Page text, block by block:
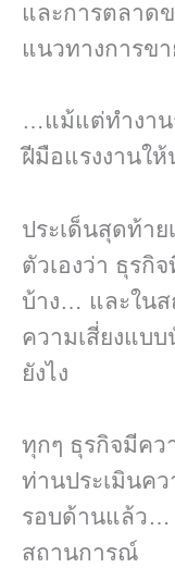
และการตลาด
แนวทางการข
…แม้แต่ทำงาน
ฝีมือแรงงานให้
ประเด็นสุดท้าย
ตัวเองว่า ธุรกิ
บ้าง… และในส
ความเสี่ยงแบ
ยังไง
ทุกๆ ธุรกิจมีคว
ท่านประเมินค
รอบด้านแล้ว…
สถานการณ์